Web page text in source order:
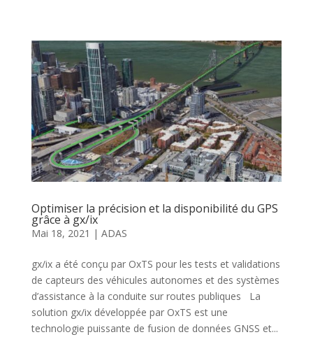
Optimiser la précision et la disponibilité du GPS
grâce à gx/ix
Mai 18, 2021 | ADAS
gx/ix a été conçu par OxTS pour les tests et validations
de capteurs des véhicules autonomes et des systèmes
d’assistance à la conduite sur routes publiques La
solution gx/ix développée par OxTS est une
technologie puissante de fusion de données GNSS et...